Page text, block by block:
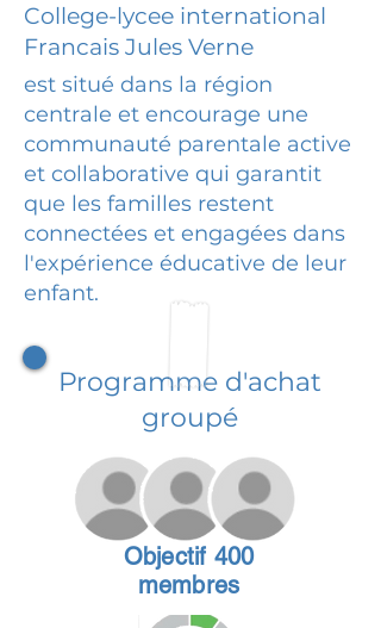
College-lycee international
Francais Jules Verne
est situé dans la région
centrale et encourage une
communauté parentale active
et collaborative qui garantit
que les familles restent
connectées et engagées dans
l'expérience éducative de leur
enfant.
Programme d'achat
groupé
Objectif 400
membres